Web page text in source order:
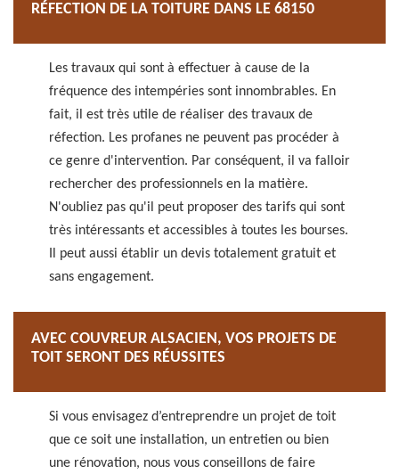
RÉFECTION DE LA TOITURE DANS LE 68150
Les travaux qui sont à effectuer à cause de la
fréquence des intempéries sont innombrables. En
fait, il est très utile de réaliser des travaux de
réfection. Les profanes ne peuvent pas procéder à
ce genre d'intervention. Par conséquent, il va falloir
rechercher des professionnels en la matière.
N'oubliez pas qu'il peut proposer des tarifs qui sont
très intéressants et accessibles à toutes les bourses.
Il peut aussi établir un devis totalement gratuit et
sans engagement.
AVEC COUVREUR ALSACIEN, VOS PROJETS DE
TOIT SERONT DES RÉUSSITES
Si vous envisagez d’entreprendre un projet de toit
que ce soit une installation, un entretien ou bien
une rénovation, nous vous conseillons de faire